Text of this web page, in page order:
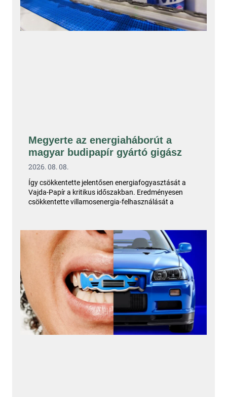
Megyerte az energiaháborút a
magyar budipapír gyártó gigász
2026. 08. 08.
Így csökkentette jelentősen energiafogyasztását a
Vajda-Papír a kritikus időszakban. Eredményesen
csökkentette villamosenergia-felhasználását a